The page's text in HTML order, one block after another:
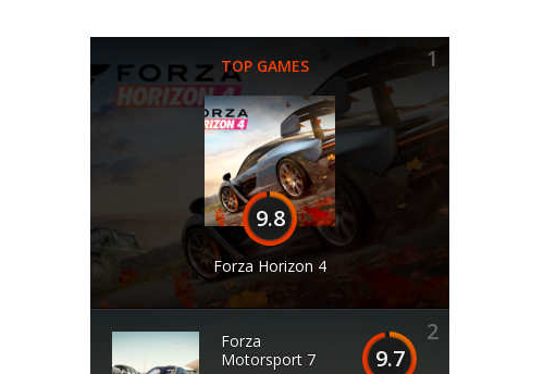
TOP GAMES 1
9.8
Forza Horizon 4
2
9.7
Forza
Motorsport 7